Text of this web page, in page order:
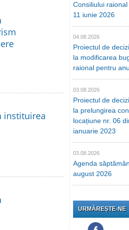
instituirea
Consiliului
11 iunie 2026
04.08.2026
Proiectul de
la modificarea
raional pentru
03.08.2026
Proiectul de
la prelungirea
locațiune nr. 06
ianuarie 2023
03.08.2026
Agenda
august 2026
URMĂREȘTE-NE